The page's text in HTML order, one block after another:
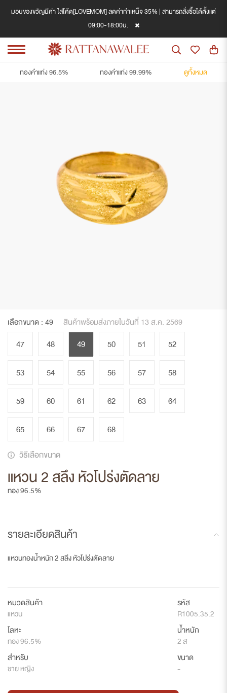
มอบของขวัญมีค่า ใส่โค้ด[LOVEMOM] ลดค่ากำเหน็จ 35% | สามารถสั่งซื้อได้ตั้งแต่
09:00-18:00น.
ทองคำแท่ง 96.5% ทองคำแท่ง 99.99% ดูทั้งหมด
แหวน 2 สลึง หัวโปร่งตัดลาย
ทอง 96.5%
เลือกขนาด : 49 สินค้าพร้อมส่งภายในวันที่ 13 ส.ค. 2569
47 48 49 50 51 52
53 54 55 56 57 58
59 60 61 62 63 64
65 66 67
68
วิธีเลือกขนาด
รายละเอียดสินค้า
แหวนทองน้ำหนัก 2 สลึง หัวโปร่งตัดลาย
หมวดสินค้า
แหวน
โลหะ
ทอง 96.5%
สำหรับ
ชาย หญิง
รหัส
R1005.35.2
น้ำหนัก
2 ส
ขนาด
-